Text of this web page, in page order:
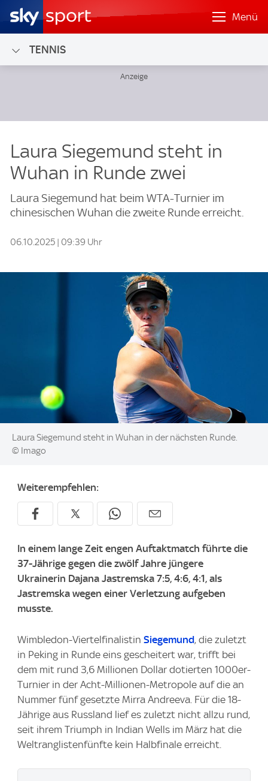
Menü
TENNIS
Laura Siegemund steht in
Wuhan in Runde zwei
Laura Siegemund hat beim WTA-Turnier im
chinesischen Wuhan die zweite Runde erreicht.
06.10.2025 | 09:39 Uhr
Image:
Laura Siegemund steht in Wuhan in der nächsten Runde.
© Imago
Weiterempfehlen:
In einem lange Zeit engen Auftaktmatch führte die
37-Jährige gegen die zwölf Jahre jüngere
Ukrainerin Dajana Jastremska 7:5, 4:6, 4:1, als
Jastremska wegen einer Verletzung aufgeben
musste.
Wimbledon-Viertelfinalistin Siegemund, die zuletzt
in Peking in Runde eins gescheitert war, trifft bei
dem mit rund 3,6 Millionen Dollar dotierten 1000er-
Turnier in der Acht-Millionen-Metropole auf die an
Nummer fünf gesetzte Mirra Andreeva. Für die 18-
Jährige aus Russland lief es zuletzt nicht allzu rund,
seit ihrem Triumph in Indian Wells im März hat die
Weltranglistenfünfte kein Halbfinale erreicht.